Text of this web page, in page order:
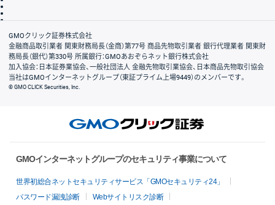
会社案内
GMOクリック証券株式会社
金融商品取引業者 関東財務局長（金商）第77号 商品先物取引業者 銀行代理業者 関東財
務局長（銀代）第330号 所属銀行：GMOあおぞらネット銀行株式会社
加入協会：日本証券業協会、一般社団法人 金融先物取引業協会、日本商品先物取引協会
当社はGMOインターネットグループ（東証プライム上場9449）のメンバーです。
© GMO CLICK Securities, Inc.
GMOインターネットグループのセキュリティ事業について
世界初総合ネットセキュリティサービス「GMOセキュリティ24」
パスワード漏洩診断
Webサイトリスク診断